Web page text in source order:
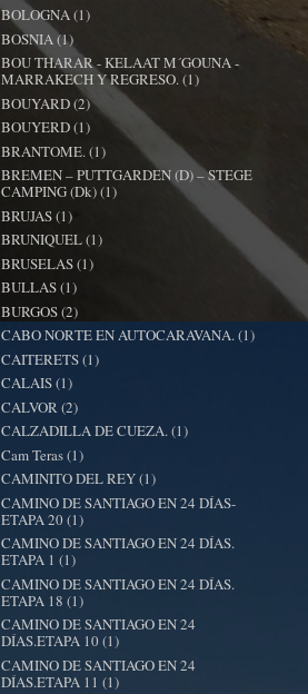
BOLOGNA(1)
BOSNIA (1)
BOU THARAR - KELAAT M´GOUNA -
MARRAKECH Y REGRESO.(1)
BOUYARD(2)
BOUYERD(1)
BRANTOME. (1)
BREMEN – PUTTGARDEN (D) – STEGE
CAMPING (Dk)(1)
BRUJAS(1)
BRUNIQUEL(1)
BRUSELAS(1)
BULLAS(1)
BURGOS(2)
CABO NORTE EN AUTOCARAVANA.(1)
CAITERETS(1)
CALAIS(1)
CALVOR (2)
CALZADILLA DE CUEZA.(1)
Cam Teras(1)
CAMINITO DEL REY(1)
CAMINO DE SANTIAGO EN 24 DÍAS-
ETAPA 20(1)
CAMINO DE SANTIAGO EN 24 DÍAS.
ETAPA 1 (1)
CAMINO DE SANTIAGO EN 24 DÍAS.
ETAPA 18 (1)
CAMINO DE SANTIAGO EN 24
DÍAS.ETAPA 10(1)
CAMINO DE SANTIAGO EN 24
DÍAS.ETAPA 11 (1)